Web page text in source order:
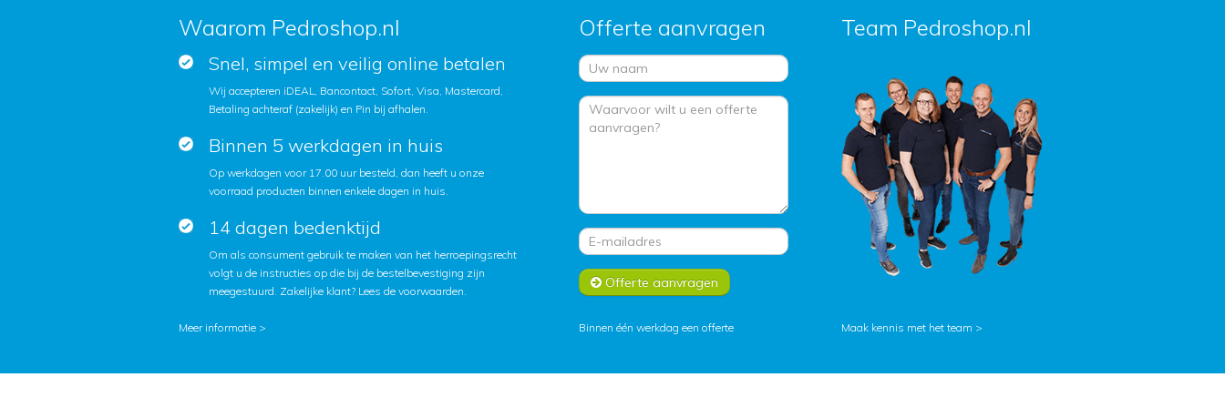
Waarom Pedroshop.nl
Snel, simpel en veilig online betalen
Wij accepteren iDEAL, Bancontact, Sofort, Visa, Mastercard,
Betaling achteraf (zakelijk) en Pin bij afhalen.
Binnen 5 werkdagen in huis
Op werkdagen voor 17.00 uur besteld, dan heeft u onze
voorraad producten binnen enkele dagen in huis.
14 dagen bedenktijd
Om als consument gebruik te maken van het herroepingsrecht
volgt u de instructies op die bij de bestelbevestiging zijn
meegestuurd. Zakelijke klant? Lees de voorwaarden.
Offerte aanvragen
Offerte aanvragen
Team Pedroshop.nl
Meer informatie > Binnen één werkdag een offerte Maak kennis met het team >